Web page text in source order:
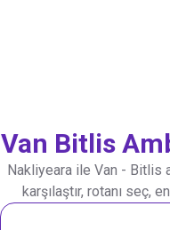
Van Bitlis
Nakliyeara ile Van - Bitlis
karşılaştır, rotanı seç,
Nakliye Rotası Ara